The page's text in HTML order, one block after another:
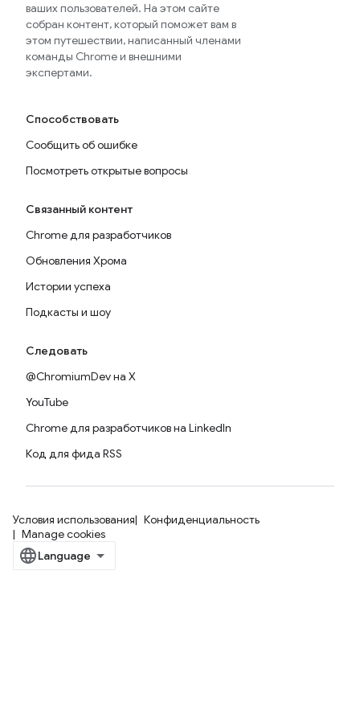
ваших пользователей. На этом сайте
собран контент, который поможет вам в
этом путешествии, написанный членами
команды Chrome и внешними
экспертами.
Способствовать
Сообщить об ошибке
Посмотреть открытые вопросы
Связанный контент
Chrome для разработчиков
Обновления Хрома
Истории успеха
Подкасты и шоу
Следовать
@ChromiumDev на X
YouTube
Chrome для разработчиков на LinkedIn
Код для фида RSS
Условия использования
Конфиденциальность
Manage cookies